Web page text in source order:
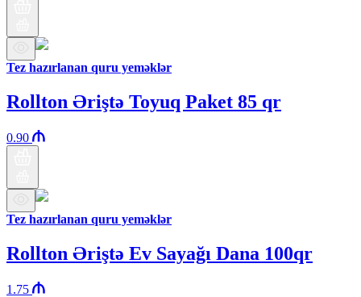
Tez hazırlanan quru yeməklər
Rollton Əriştə Toyuq Paket 85 qr
0.90
Tez hazırlanan quru yeməklər
Rollton Əriştə Ev Sayağı Dana 100qr
1.75